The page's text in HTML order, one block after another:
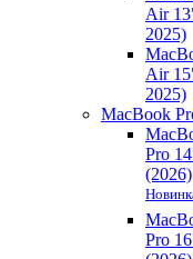
Air
2025)
Air
2025)
MacBook
Pro
(2026)
Pro